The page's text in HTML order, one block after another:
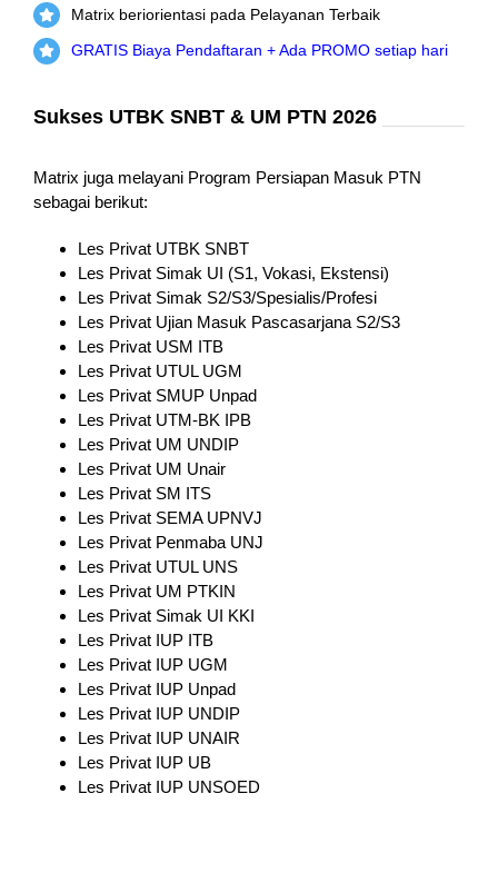
Matrix beriorientasi pada Pelayanan Terbaik
GRATIS Biaya Pendaftaran + Ada PROMO setiap hari
Sukses UTBK SNBT & UM PTN 2026
Matrix juga melayani Program Persiapan Masuk PTN
sebagai berikut:
Les Privat UTBK SNBT
Les Privat Simak UI (S1, Vokasi, Ekstensi)
Les Privat Simak S2/S3/Spesialis/Profesi
Les Privat Ujian Masuk Pascasarjana S2/S3
Les Privat USM ITB
Les Privat UTUL UGM
Les Privat SMUP Unpad
Les Privat UTM-BK IPB
Les Privat UM UNDIP
Les Privat UM Unair
Les Privat SM ITS
Les Privat SEMA UPNVJ
Les Privat Penmaba UNJ
Les Privat UTUL UNS
Les Privat UM PTKIN
Les Privat Simak UI KKI
Les Privat IUP ITB
Les Privat IUP UGM
Les Privat IUP Unpad
Les Privat IUP UNDIP
Les Privat IUP UNAIR
Les Privat IUP UB
Les Privat IUP UNSOED